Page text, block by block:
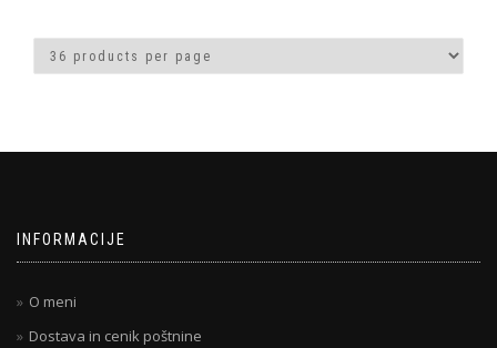
INFORMACIJE
O meni
Dostava in cenik poštnine